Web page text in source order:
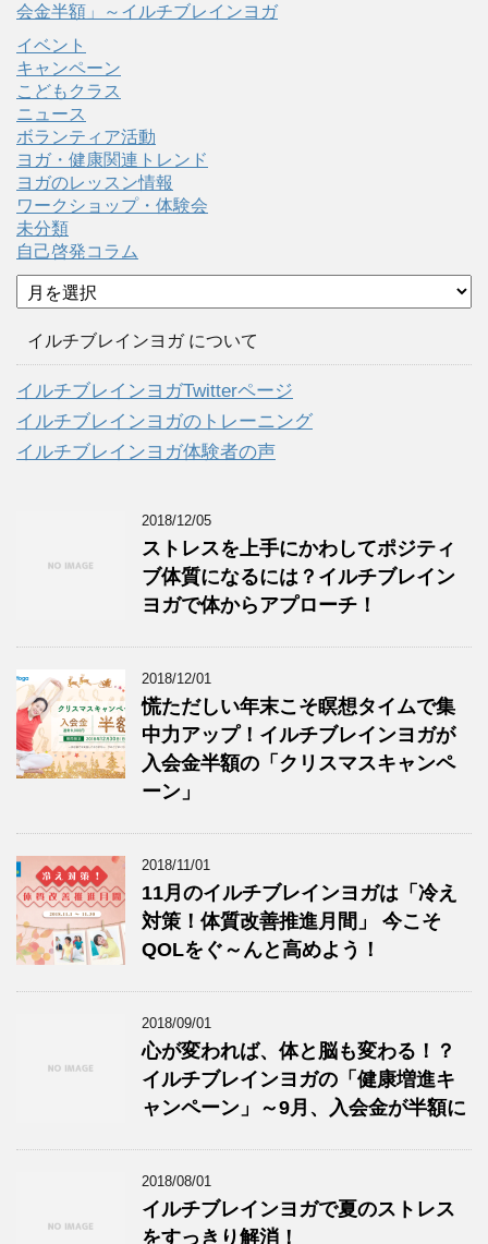
会金半額」～イルチブレインヨガ
イベント
キャンペーン
こどもクラス
ニュース
ボランティア活動
ヨガ・健康関連トレンド
ヨガのレッスン情報
ワークショップ・体験会
未分類
自己啓発コラム
ア
ー
イルチブレインヨガ について
イルチブレインヨガTwitterページ
イルチブレインヨガのトレーニング
イルチブレインヨガ体験者の声
2018/12/05
ストレスを上手にかわしてポジティ
ブ体質になるには？イルチブレイン
ヨガで体からアプローチ！
2018/12/01
慌ただしい年末こそ瞑想タイムで集
中力アップ！イルチブレインヨガが
入会金半額の「クリスマスキャンペ
ーン」
2018/11/01
11月のイルチブレインヨガは「冷え
対策！体質改善推進月間」 今こそ
QOLをぐ～んと高めよう！
2018/09/01
心が変われば、体と脳も変わる！？
イルチブレインヨガの「健康増進キ
ャンペーン」～9月、入会金が半額に
2018/08/01
イルチブレインヨガで夏のストレス
をすっきり解消！